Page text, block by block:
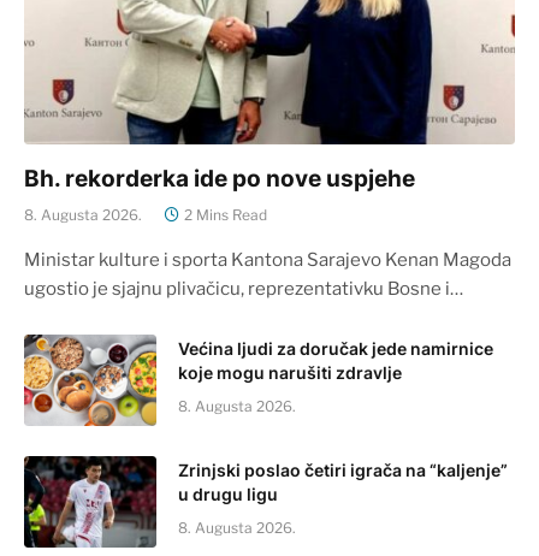
Bh. rekorderka ide po nove uspjehe
8. Augusta 2026. 2 Mins Read
Ministar kulture i sporta Kantona Sarajevo Kenan Magoda
ugostio je sjajnu plivačicu, reprezentativku Bosne i…
Većina ljudi za doručak jede namirnice
koje mogu narušiti zdravlje
8. Augusta 2026.
Zrinjski poslao četiri igrača na “kaljenje”
u drugu ligu
8. Augusta 2026.